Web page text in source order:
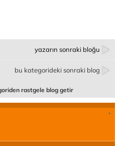
yazarın sonraki bloğu
bu kategorideki sonraki blog
rastgele blog getir